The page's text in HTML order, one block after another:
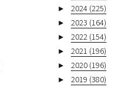
►
2024 (225)
►
2023 (164)
►
2022 (154)
►
2021 (196)
►
2020 (196)
►
2019 (380)